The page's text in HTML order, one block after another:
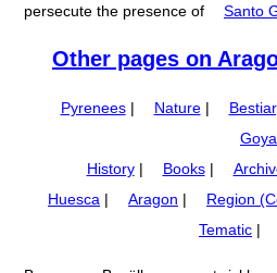
persecute the presence of
Santo
Other pages on
Pyrenees| Nature|
Goya
History| Books|
Huesca | Aragon | Region
Tematic |